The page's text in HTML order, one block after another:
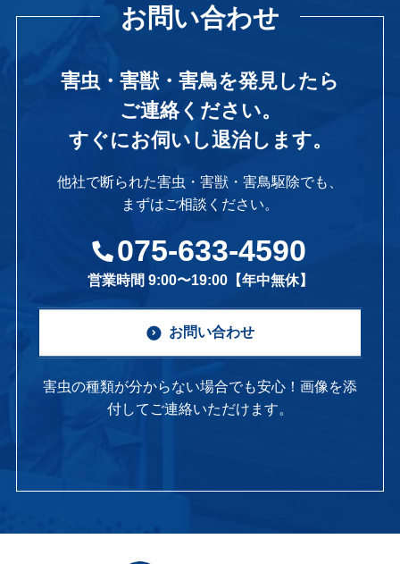
お問い合わせ
害虫・害獣・害鳥を発見したら
ご連絡ください。
すぐにお伺いし退治します。
他社で断られた害虫・害獣・害鳥駆除でも、
まずはご相談ください。
075-633-4590
営業時間 9:00〜19:00【年中無休】
お問い合わせ
害虫の種類が分からない場合でも安心！画像を添
付してご連絡いただけます。